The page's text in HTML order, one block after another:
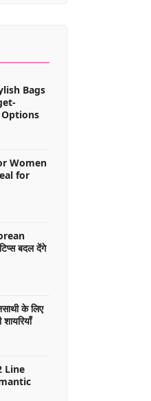
Bags
Women
for
बदल देंगे
के लिए
Line